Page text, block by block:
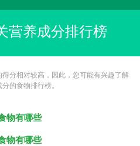
营养成分排行榜
分相对较高，因此，您可能有兴趣了解
的食物排行榜。
物有哪些
物有哪些